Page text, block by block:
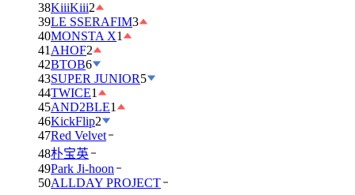
38KiiiKiii2
39LE SSERAFIM3
40MONSTA X1
41 AHOF2
42BTOB6
43SUPER JUNIOR5
44TWICE1
45AND2BLE1
46KickFlip2
47Red Velvet
48朴宝英
49Park Ji-hoon
50ALLDAY PROJECT